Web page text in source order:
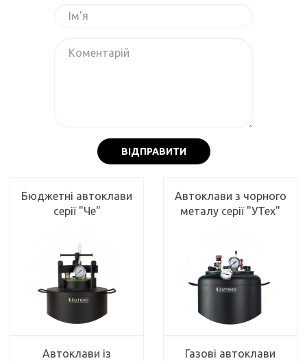
ВІДПРАВИТИ
Бюджетні автоклави
серії "Че"
Автоклави з чорного
металу серії "УТех"
Автоклави із
Газові автоклави